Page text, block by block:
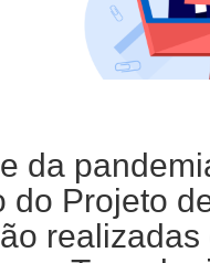
da
do Projeto